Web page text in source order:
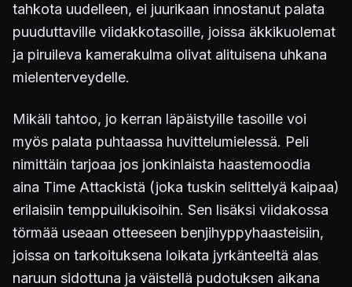
tahkota uudelleen, ei juurikaan innostanut palata
puuduttaville viidakkotasoille, joissa äkkikuolemat
ja piruileva kamerakulma olivat alituisena uhkana
mielenterveydelle.
Mikäli tahtoo, jo kerran läpäistyille tasoille voi
myös palata puhtaassa huvittelumielessä. Peli
nimittäin tarjoaa jos jonkinlaista haastemoodia
aina Time Attackistä (joka tuskin selittelyä kaipaa)
erilaisiin temppuilukisoihin. Sen lisäksi viidakossa
törmää useaan otteeseen benjihyppyhaasteisiin,
joissa on tarkoituksena loikata jyrkänteeltä alas
naruun sidottuna ja väistellä pudotuksen aikana